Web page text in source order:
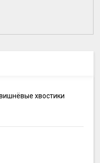
хвостики